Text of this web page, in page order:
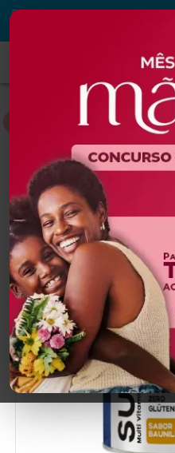
PRIMEIRA COMPRA NA
NUTRIÇÃO
NUTRIÇÃO